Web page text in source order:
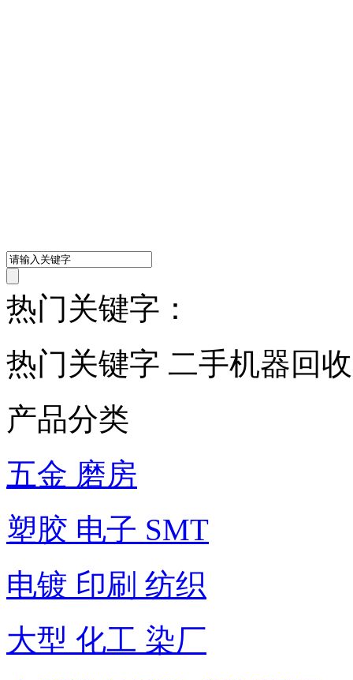
热门关键字：
热门关键字 二手机器回
产品分类
五金 磨房
塑胶 电子 SMT
电镀 印刷 纺织
大型 化工 染厂